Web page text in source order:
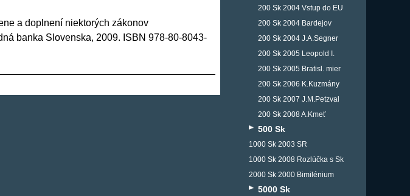
a doplnení niektorých zákonov
banka Slovenska, 2009. ISBN 978-80-8043-
200 Sk 2004 Vstup do EU
200 Sk 2004 Bardejov
200 Sk 2004 J.A.Segner
200 Sk 2005 Leopold I.
200 Sk 2005 Bratisl. mier
200 Sk 2006 K.Kuzmány
200 Sk 2007 J.M.Petzval
200 Sk 2008 A.Kmeť
500 Sk
1000 Sk 2003 SR
1000 Sk 2008 Rozlúčka s Sk
2000 Sk 2000 Bimilénium
5000 Sk